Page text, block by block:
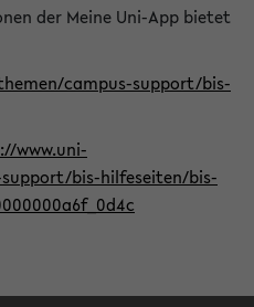
der Meine Uni-App bietet
campus-support/bis-
www.uni-
bis-hilfeseiten/bis-